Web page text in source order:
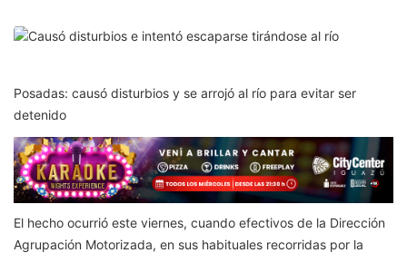
Posadas: causó disturbios y se arrojó al río para evitar ser
detenido
El hecho ocurrió este viernes, cuando efectivos de la Dirección
Agrupación Motorizada, en sus habituales recorridas por la